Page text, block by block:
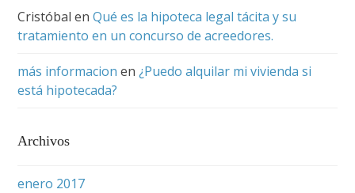
Cristóbal enQué es la hipoteca legal tácita y su
tratamiento en un concurso de acreedores.
más informacion en¿Puedo alquilar mi vivienda si
está hipotecada?
Archivos
enero 2017